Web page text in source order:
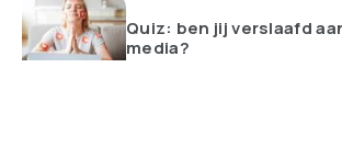
Quiz: ben jij verslaafd
media?